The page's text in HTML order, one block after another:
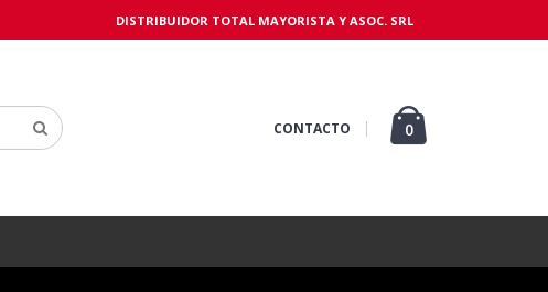
DISTRIBUIDOR TOTAL MAYORISTA Y ASOC. SRL
CONTACTO 0